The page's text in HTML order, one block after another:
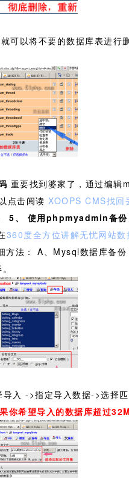
以将不要的数据库表进行
重要找到婆家了，通过编辑
点击阅读 XOOPS CMS找回
5、 使用phpmyadmin备份
360度全方位讲解无忧网站数
方法： A、Mysql数据库备
->指定导入数据->选择
希望导入的数据库超过